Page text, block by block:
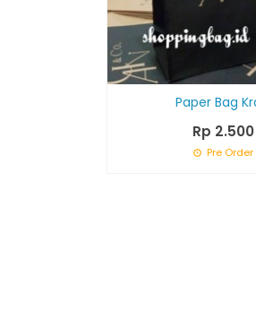
Paper Bag
Rp 2.500
Pre Order